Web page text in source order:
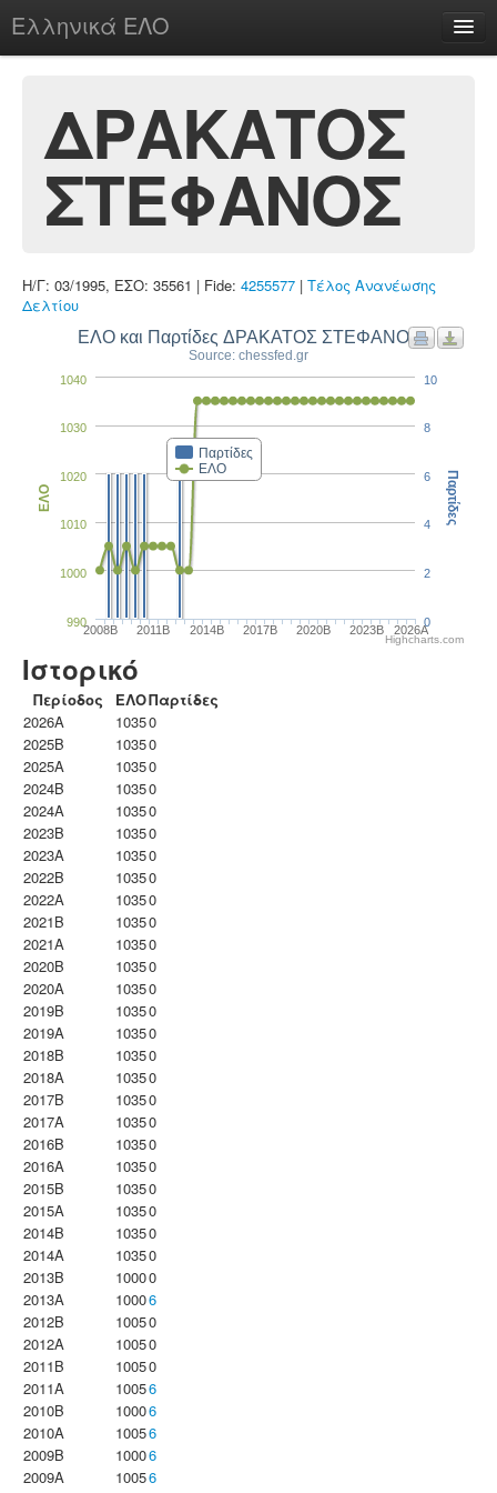
Ελληνικά ΕΛΟ
chesstu.be @ discord
Login
ΔΡΑΚΑΤΟΣ
ΣΤΕΦΑΝΟΣ
Η/Γ: 03/1995, ΕΣΟ: 35561 | Fide: 4255577 | Τέλος Ανανέωσης
Δελτίου
ΕΛΟ και Παρτίδες ΔΡΑΚΑΤΟΣ ΣΤΕΦΑΝΟΣ
Source: chessfed.gr
Παρτίδες
ΕΛΟ
2008B 2011B 2014B 2017B 2020B 2023B 2026A
990
1000
1010
1020
1030
1040
ΕΛΟ
0
2
4
6
8
10
Παρτίδες
Highcharts.com
Ιστορικό
Περίοδος ΕΛΟΠαρτίδες
2026A
10350
2025B
10350
2025A
10350
2024B
10350
2024A
10350
2023B
10350
2023Α
10350
2022B
10350
2022A
10350
2021B
10350
2021A
10350
2020B
10350
2020A
10350
2019B
10350
2019A
10350
2018B
10350
2018A
10350
2017B
10350
2017A
10350
2016B
10350
2016A
10350
2015B
10350
2015A
10350
2014B
10350
2014A
10350
2013B
10000
2013A
10006
2012B
10050
2012A
10050
2011B
10050
2011A
10056
2010B
10006
2010A
10056
2009B
10006
2009A
10056